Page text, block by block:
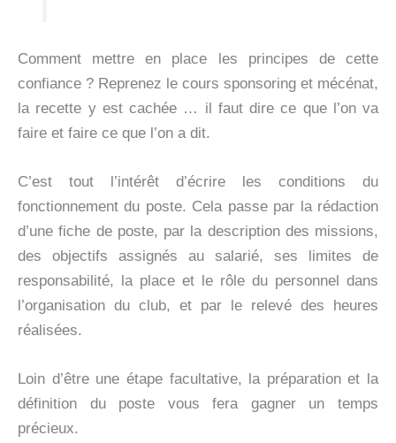
Comment mettre en place les principes de cette
confiance ? Reprenez le cours sponsoring et mécénat,
la recette y est cachée … il faut dire ce que l’on va
faire et faire ce que l’on a dit.
C’est tout l’intérêt d’écrire les conditions du
fonctionnement du poste. Cela passe par la rédaction
d’une fiche de poste, par la description des missions,
des objectifs assignés au salarié, ses limites de
responsabilité, la place et le rôle du personnel dans
l’organisation du club, et par le relevé des heures
réalisées.
Loin d’être une étape facultative, la préparation et la
définition du poste vous fera gagner un temps
précieux.